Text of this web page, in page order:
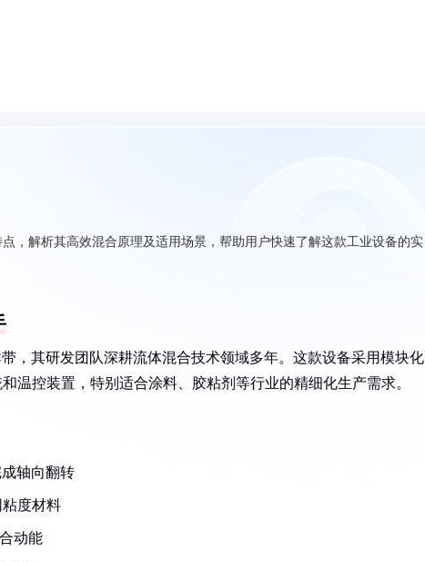
，解析其高效混合原理及适用场景，帮助用户快速了解这款工业设备的实
，其研发团队深耕流体混合技术领域多年。这款设备采用模块化
温控装置，特别适合涂料、胶粘剂等行业的精细化生产需求。
轴向翻转
粘度材料
动能